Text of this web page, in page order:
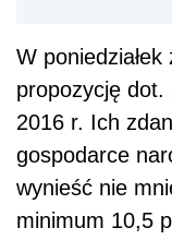
W
propozycję dot.
2016 r. Ich
gospodarce
wynieść nie
minimum 10,5